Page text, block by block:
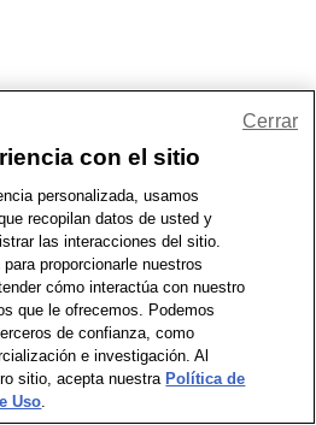
con el sitio
personalizada, usamos
recopilan datos de usted y
las interacciones del sitio.
proporcionarle nuestros
cómo interactúa con nuestro
que le ofrecemos. Podemos
de confianza, como
e investigación. Al
sitio, acepta nuestra Política de
Uso.
Cerrar